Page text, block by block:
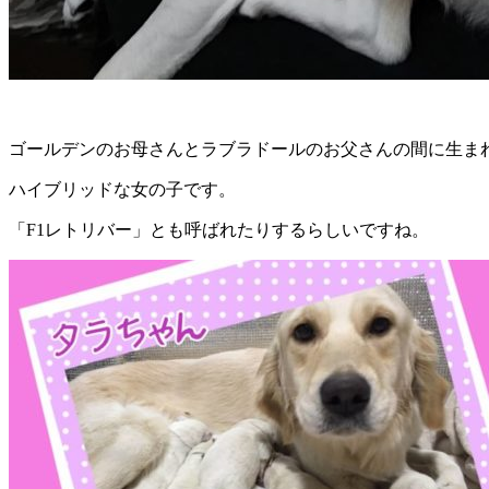
ゴールデンのお母さんとラブラドールのお父さんの間に生ま
ハイブリッドな女の子です。
「F1レトリバー」とも呼ばれたりするらしいですね。